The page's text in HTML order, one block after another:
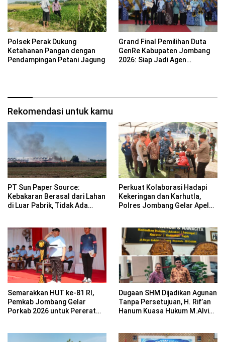
Polsek Perak Dukung
Ketahanan Pangan dengan
Pendampingan Petani Jagung
Grand Final Pemilihan Duta
GenRe Kabupaten Jombang
2026: Siap Jadi Agen
Rekomendasi untuk kamu
PT Sun Paper Source:
Kebakaran Berasal dari Lahan
di Luar Pabrik, Tidak Ada
Perkuat Kolaborasi Hadapi
Kekeringan dan Karhutla,
Polres Jombang Gelar Apel
Semarakkan HUT ke-81 RI,
Pemkab Jombang Gelar
Porkab 2026 untuk Pererat
Dugaan SHM Dijadikan Agunan
Tanpa Persetujuan, H. Rif’an
Hanum Kuasa Hukum M.Alvin